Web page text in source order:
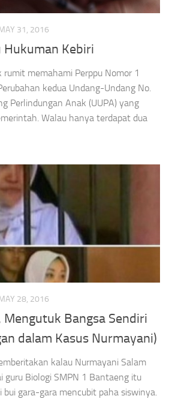
31, 2016
Kebiri
rumit memahami Perppu Nomor 1
kedua Undang-Undang No.
Perlindungan Anak (UUPA) yang
Walau hanya terdapat dua
28, 2016
Bangsa Sendiri
dalam Kasus Nurmayani)
kalau Nurmayani Salam
guru Biologi SMPN 1 Bantaeng itu
bui gara-gara mencubit paha siswinya.